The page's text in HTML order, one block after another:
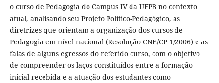
o curso de Pedagogia do Campus IV da UFPB no contexto
atual, analisando seu Projeto Político-Pedagógico, as
diretrizes que orientam a organização dos cursos de
Pedagogia em nível nacional (Resolução CNE/CP 1/2006) e as
falas de alguns egressos do referido curso, com o objetivo
de compreender os laços constituídos entre a formação
inicial recebida e a atuação dos estudantes como